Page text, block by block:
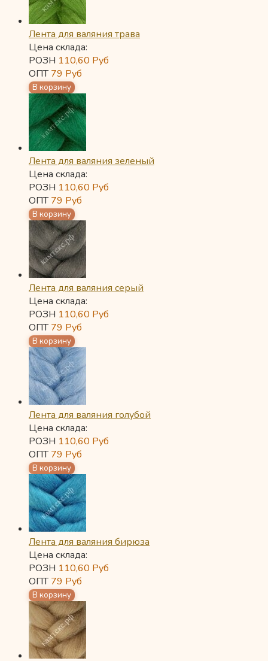
Лента для валяния трава
Цена склада:
РОЗН 110,60 Руб
ОПТ79 Руб
Лента для валяния зеленый
Цена склада:
РОЗН 110,60 Руб
ОПТ79 Руб
Лента для валяния серый
Цена склада:
РОЗН 110,60 Руб
ОПТ79 Руб
Лента для валяния голубой
Цена склада:
РОЗН 110,60 Руб
ОПТ79 Руб
Лента для валяния бирюза
Цена склада:
РОЗН 110,60 Руб
ОПТ79 Руб